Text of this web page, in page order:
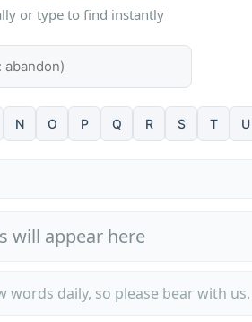
or type to find instantly
N O P Q R S T U
will appear here
words daily, so please bear with us.